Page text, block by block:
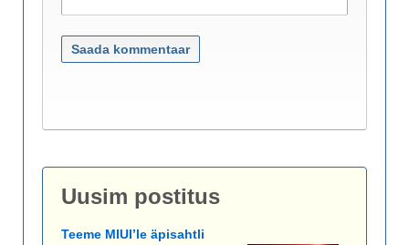
Uusim postitus
Teeme MIUI’le äpisahtli